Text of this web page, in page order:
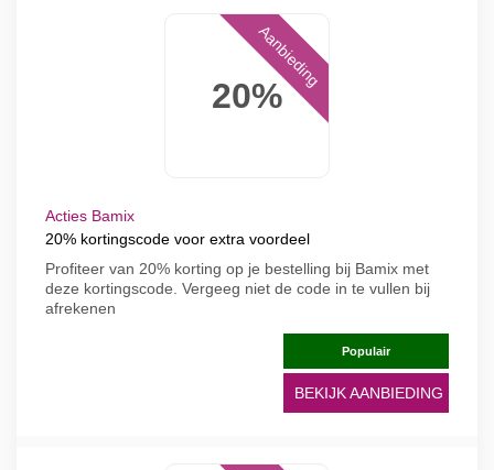
20%
Aanbieding
Acties Bamix
20% kortingscode voor extra voordeel
Profiteer van 20% korting op je bestelling bij Bamix met
deze kortingscode. Vergeeg niet de code in te vullen bij
afrekenen
Populair
BEKIJK AANBIEDING